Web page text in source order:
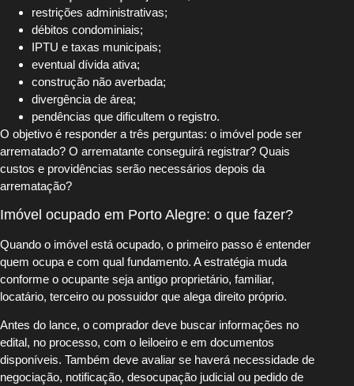
restrições administrativas;
débitos condominiais;
IPTU e taxas municipais;
eventual dívida ativa;
construção não averbada;
divergência de área;
pendências que dificultem o registro.
O objetivo é responder a três perguntas: o imóvel pode ser
arrematado? O arrematante conseguirá registrar? Quais
custos e providências serão necessários depois da
arrematação?
Imóvel ocupado em Porto Alegre: o que fazer?
Quando o imóvel está ocupado, o primeiro passo é entender
quem ocupa e com qual fundamento. A estratégia muda
conforme o ocupante seja antigo proprietário, familiar,
locatário, terceiro ou possuidor que alega direito próprio.
Antes do lance, o comprador deve buscar informações no
edital, no processo, com o leiloeiro e em documentos
disponíveis. Também deve avaliar se haverá necessidade de
negociação, notificação, desocupação judicial ou pedido de